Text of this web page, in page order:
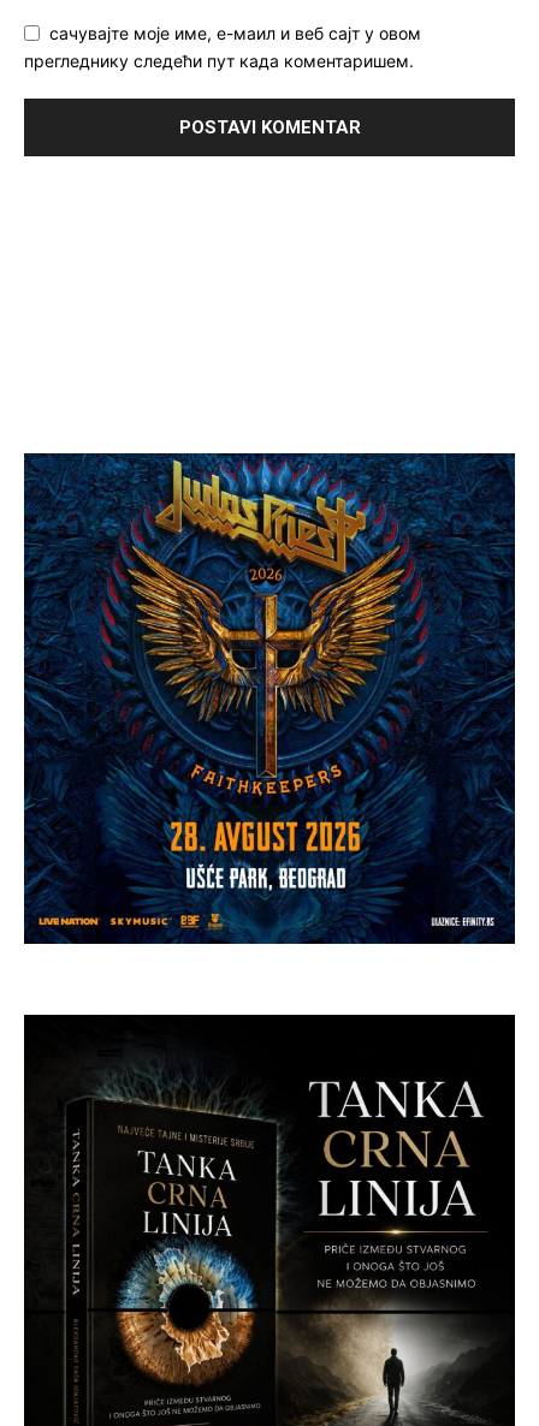
сачувајте моје име, е-маил и веб сајт у овом
прегледнику следећи пут када коментаришем.